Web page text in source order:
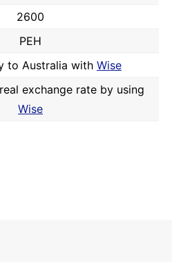
2600
PEH
to Australia with Wise
exchange rate by using
Wise